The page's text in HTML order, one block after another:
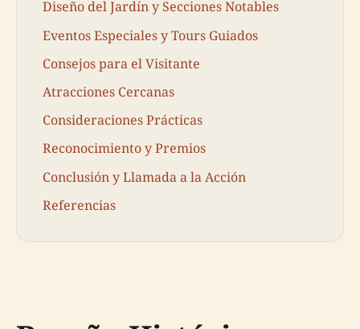
Diseño del Jardín y Secciones Notables
Eventos Especiales y Tours Guiados
Consejos para el Visitante
Atracciones Cercanas
Consideraciones Prácticas
Reconocimiento y Premios
Conclusión y Llamada a la Acción
Referencias